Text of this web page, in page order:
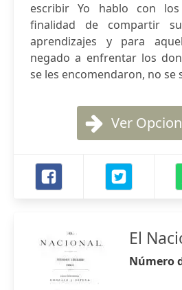
escribir Yo hablo con
finalidad de compartir
aprendizajes y para
negado a enfrentar los
se les encomendaron, no se
Ver
El
Número